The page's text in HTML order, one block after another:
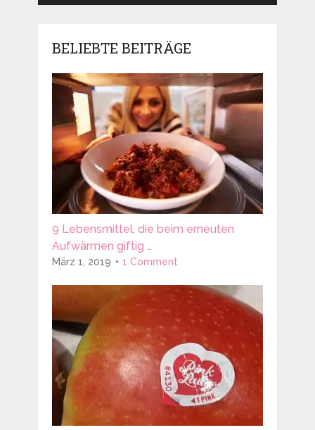
BELIEBTE BEITRÄGE
9 Lebensmittel, die beim erneuten
Aufwärmen giftig …
März 1, 2019 1 Comment